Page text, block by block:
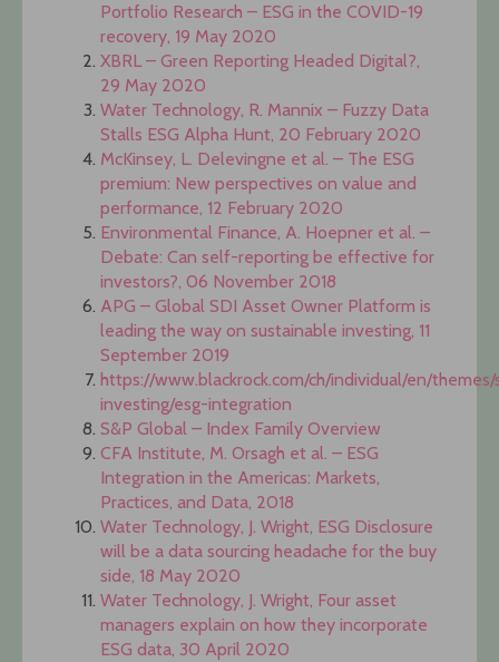
Portfolio Research – ESG in the COVID-19
recovery, 19 May 2020
XBRL – Green Reporting Headed Digital?,
29 May 2020
Water Technology, R. Mannix – Fuzzy Data
Stalls ESG Alpha Hunt, 20 February 2020
McKinsey, L. Delevingne et al. – The ESG
premium: New perspectives on value and
performance, 12 February 2020
Environmental Finance, A. Hoepner et al. –
Debate: Can self-reporting be effective for
investors?, 06 November 2018
APG – Global SDI Asset Owner Platform is
leading the way on sustainable investing, 11
September 2019
https://www.blackrock.com/ch/individual/en/
investing/esg-integration
S&P Global – Index Family Overview
CFA Institute, M. Orsagh et al. – ESG
Integration in the Americas: Markets,
Practices, and Data, 2018
Water Technology, J. Wright, ESG Disclosure
will be a data sourcing headache for the buy
side, 18 May 2020
Water Technology, J. Wright, Four asset
managers explain on how they incorporate
ESG data, 30 April 2020